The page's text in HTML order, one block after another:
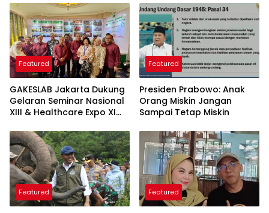
yang Perlu Diketahui
Featured
GAKESLAB Jakarta Dukung
Gelaran Seminar Nasional
XIII & Healthcare Expo XI
Featured
Presiden Prabowo: Anak
Orang Miskin Jangan
Sampai Tetap Miskin
Featured Featured